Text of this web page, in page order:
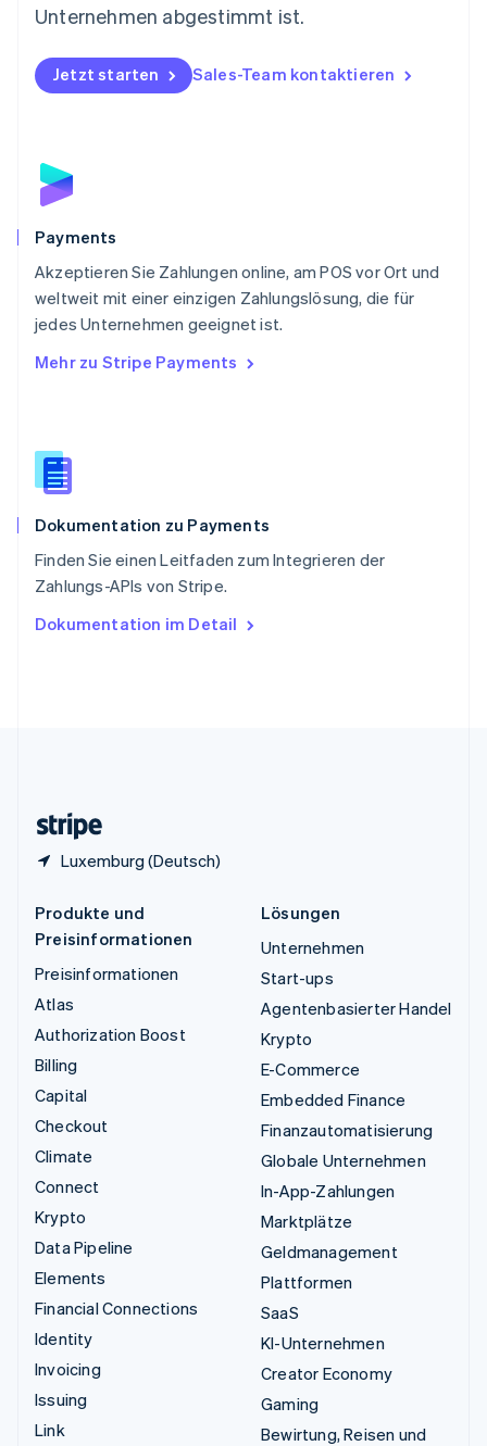
Unternehmen abgestimmt ist.
Jetzt starten Sales-Team kontaktieren
Payments
Akzeptieren Sie Zahlungen online, am POS vor Ort und
weltweit mit einer einzigen Zahlungslösung, die für
jedes Unternehmen geeignet ist.
Mehr zu Stripe Payments
Dokumentation zu Payments
Finden Sie einen Leitfaden zum Integrieren der
Zahlungs-APIs von Stripe.
Dokumentation im Detail
Luxemburg (Deutsch)
Österreich
Polen
English
Portugal
Schweden
Schweiz
Singapur
English简体中文
Slowakei
Slowenien
English
Spanien
Thailand
Tschechische Republik
English
English
Produkte und
Preisinformationen
Preisinformationen
Atlas
Authorization Boost
Billing
Capital
Checkout
Climate
Connect
Krypto
Data Pipeline
Elements
Financial Connections
Identity
Invoicing
Issuing
Link
Lösungen
Unternehmen
Start-ups
Agentenbasierter Handel
Krypto
E-Commerce
Embedded Finance
Finanzautomatisierung
Globale Unternehmen
In-App-Zahlungen
Marktplätze
Geldmanagement
Plattformen
SaaS
KI-Unternehmen
Creator Economy
Gaming
Bewirtung, Reisen und